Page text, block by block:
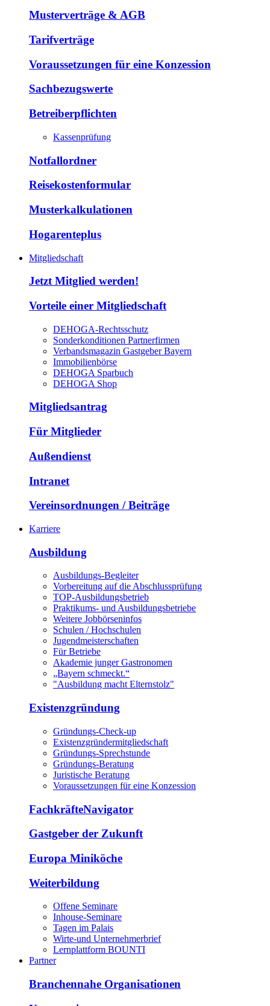
Musterverträge & AGB
Tarifverträge
Voraussetzungen für eine Konzession
Sachbezugswerte
Betreiberpflichten
Kassenprüfung
Notfallordner
Reisekostenformular
Musterkalkulationen
Hogarenteplus
Mitgliedschaft
Jetzt Mitglied werden!
Vorteile einer Mitgliedschaft
DEHOGA-Rechtsschutz
Sonderkonditionen Partnerfirmen
Verbandsmagazin Gastgeber Bayern
Immobilienbörse
DEHOGA Sparbuch
DEHOGA Shop
Mitgliedsantrag
Für Mitglieder
Außendienst
Intranet
Vereinsordnungen / Beiträge
Karriere
Ausbildung
Ausbildungs-Begleiter
Vorbereitung auf die Abschlussprüfung
TOP-Ausbildungsbetrieb
Praktikums- und Ausbildungsbetriebe
Weitere Jobbörseninfos
Schulen / Hochschulen
Jugendmeisterschaften
Für Betriebe
Akademie junger Gastronomen
„Bayern schmeckt.“
"Ausbildung macht Elternstolz"
Existenzgründung
Gründungs-Check-up
Existenzgründermitgliedschaft
Gründungs-Sprechstunde
Gründungs-Beratung
Juristische Beratung
Voraussetzungen für eine Konzession
FachkräfteNavigator
Gastgeber der Zukunft
Europa Miniköche
Weiterbildung
Offene Seminare
Inhouse-Seminare
Tagen im Palais
Wirte-und Unternehmerbrief
Lernplattform BOUNTI
Partner
Branchennahe Organisationen